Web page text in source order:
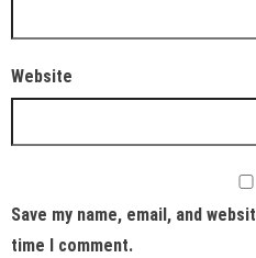
Website
Save my name, email, and
time I comment.